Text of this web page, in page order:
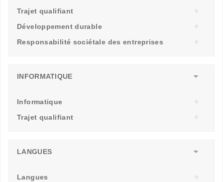
Trajet qualifiant
Développement durable
Responsabilité sociétale des entreprises
INFORMATIQUE
Informatique
Trajet qualifiant
LANGUES
Langues